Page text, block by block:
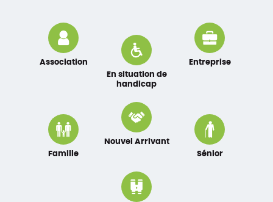
Association
En situation de
handicap
Entreprise
Famille
Nouvel Arrivant
Sénior